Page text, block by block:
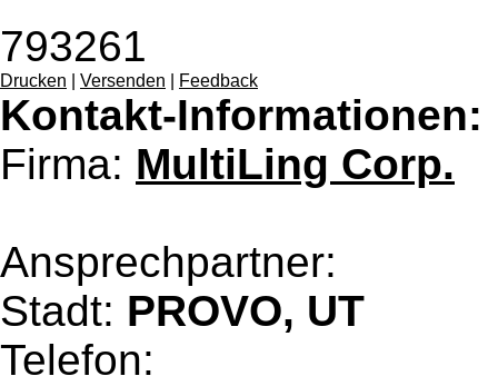
793261
Drucken Versenden Feedback
Kontakt-Informationen:
Firma: MultiLing Corp.
Ansprechpartner:
Stadt: PROVO, UT
Telefon: